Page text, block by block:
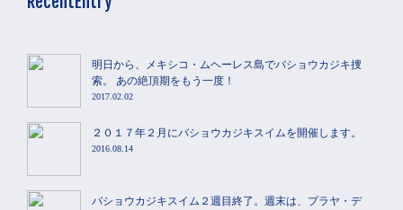
明日から、メキシコ・ムヘーレス島でバショウカジキ捜
索。 あの絶頂期をもう一度！
2017.02.02
２０１７年２月にバショウカジキスイムを開催します。
2016.08.14
バショウカジキスイム２週目終了。週末は、プラヤ・デ